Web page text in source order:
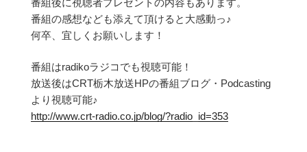
番組の感想なども添えて頂けると大感動っ♪
何卒、宜しくお願いします！
番組はradikoラジコでも視聴可能！
放送後はCRT栃木放送HPの番組ブログ・Podcasting
より視聴可能♪
http://www.crt-radio.co.jp/blog/?radio_id=353